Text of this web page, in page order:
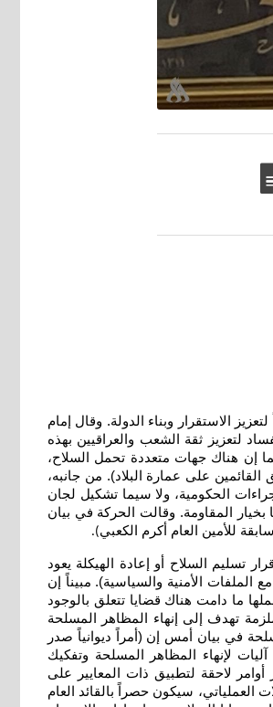
الاستقرار وبناء الدولة. وقال إمام
لتعزيز ثقة الشعب والعراقيين بهذه
إن هناك جهات متعددة تحمل السلاح،
على عمارة البلاد). من جانبه،
الحكومية، ولا سيما تشكيل لجان
المقاومة. وقالت الحركة في بيان
للأمين العام أكرم الكعبي).
تسليم السلاح أو إعادة الهيكلة يعود
الأمنية والسياسية). مبيناً إن
ما دامت هناك قضايا تتعلق بالوجود
تهدف إلى إنهاء المظاهر المسلحة
في بيان أمس إن (أمراً ديوانياً صدر
لإنهاء المظاهر المسلحة وتفكيك
لاحقة لتطبيق ذات المعايير على
سيكون حصراً بالقائد العام